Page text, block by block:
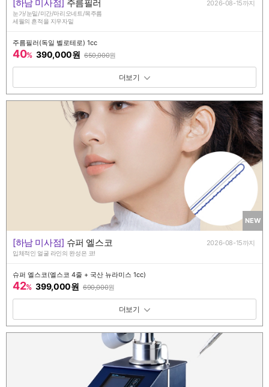
[하남 미사점] 주름필러 2026-08-15까지
눈가/눈밑/미간/마리오네트/목주름
세월의 흔적을 지우자밑
주름필러(독일 벨로테로) 1cc
40% 390,000원 650,000원
패키지 보기 토글
NEW
[하남 미사점] 슈퍼 엘스코 2026-08-15까지
입체적인 얼굴 라인의 완성은 코!
슈퍼 엘스코(엘스코 4줄 + 국산 뉴라미스 1cc)
42% 399,000원 690,000원
패키지 보기 토글